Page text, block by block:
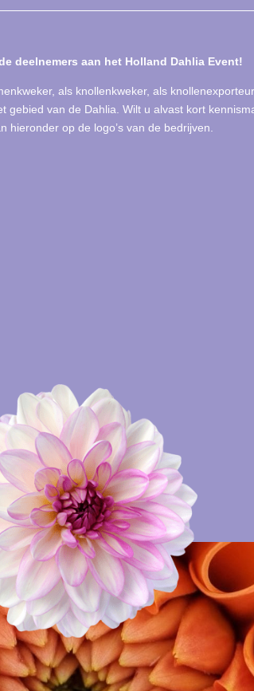
deelnemers aan het Holland Dahlia Event!
als knollenkweker, als
van de Dahlia. Wilt u alvast kort
hieronder op de logo’s van de bedrijven.